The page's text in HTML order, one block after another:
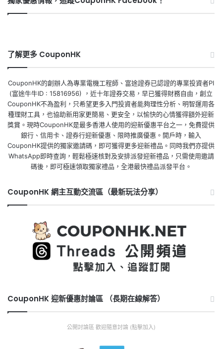
了解更多 CouponHK
CouponHK的創辦人為專業電機工程師、富途證券已認證的專業投資者PI
(富途牛牛ID : 15816956) ，近十年證券交易，早已獲得財務自由，創立
CouponHK不為盈利，只希望更多入門投資者能夠理性分析、明智運用各
種理財工具，也協助新用家更簡易、更安全，以愉快的心情獲得額外迎新
獎賞。現時CouponHK是最多香港人使用的迎新優惠平台之一，免費提供
銀行、信用卡、證券行迎新優惠、限時推廣優惠。開戶時，輸入
CouponHK提供的獨家邀請碼，即可獲得更多迎新禮品。同時我們亦提供
WhatsApp即時查詢，輕鬆極速核對及安排派發迎新禮品，只需使用邀請
碼後，即可極速領取獨家禮品，全港最快禮品派發平台。
CouponHK 網主互動交流區（最新玩法分享）
CouponHK 迎新優惠討論區 （長期在線解答）
公開討論區 歡迎隨意討論 (點擊加入)